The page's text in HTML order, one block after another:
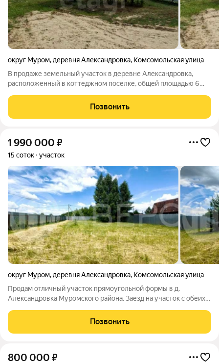
округ Муром, деревня Александровка, Комсомольская улица
В продаже земельный участок в деревне Александровка,
расположенный в коттеджном поселке, общей площадью 6
индивидуального жилищного строительства. Участок ровный,
прямоугольной формы. Межевание
Позвонить
1 990 000 ₽
15 соток участок
округ Муром, деревня Александровка, Комсомольская улица
Продам отличный участок прямоугольной формы в д.
Александровка Муромского района. Заезд на участок с обеих
периметру участок огорожен забором из профлиста, есть
ворота для заезда. Есть электричество
Позвонить
800 000 ₽